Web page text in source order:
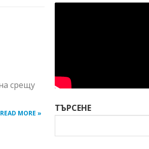
срещу
READ MORE » ТЪРСЕНЕ